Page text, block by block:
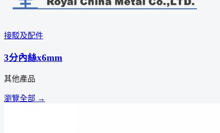
接駁及配件
3分內絲x6mm
其他產品
瀏覽全部 →